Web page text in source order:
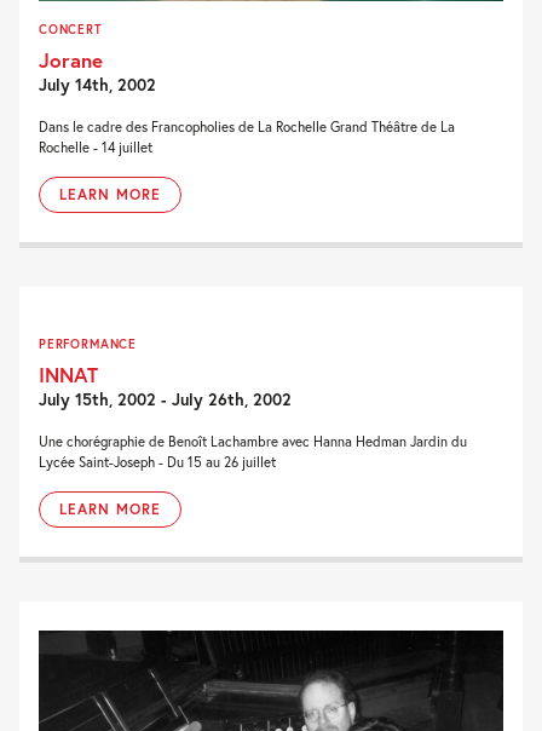
CONCERT
Jorane
July 14th, 2002
Dans le cadre des Francopholies de La Rochelle Grand Théâtre de La
Rochelle - 14 juillet
LEARN MORE
PERFORMANCE
INNAT
July 15th, 2002 - July 26th, 2002
Une chorégraphie de Benoît Lachambre avec Hanna Hedman Jardin du
Lycée Saint-Joseph - Du 15 au 26 juillet
LEARN MORE